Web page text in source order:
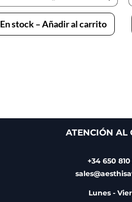
En stock – Añadir al carrito
ATENCIÓN AL
+34 650
Lunes -